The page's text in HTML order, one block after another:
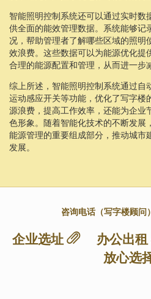
智能照明控制系统还可以通过实时数
供全面的能效管理数据。系统能够记
况，帮助管理者了解哪些区域的照明
效浪费。这些数据可以为能源优化提
合理的能源配置和管理，从而进一步
综上所述，智能照明控制系统通过自
运动感应开关等功能，优化了写字楼
源浪费，提高工作效率，还能为企业
色形象。随着智能化技术的不断发展
能源管理的重要组成部分，推动城市
发展。
咨询电话（写字楼顾问
企业选址 办公出租
放心选